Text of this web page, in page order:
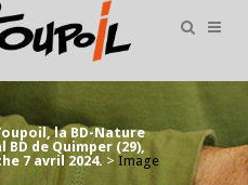
la BD-Nature
de Quimper (29),
7 avril 2024. > Image